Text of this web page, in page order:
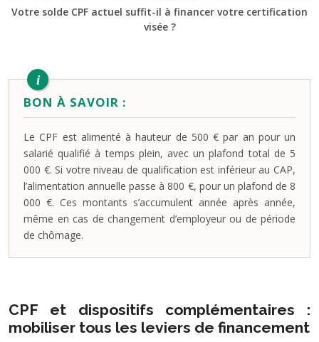
Votre solde CPF actuel suffit-il à financer votre certification
visée ?
BON À SAVOIR :
Le CPF est alimenté à hauteur de 500 € par an pour un
salarié qualifié à temps plein, avec un plafond total de 5
000 €. Si votre niveau de qualification est inférieur au CAP,
l’alimentation annuelle passe à 800 €, pour un plafond de 8
000 €. Ces montants s’accumulent année après année,
même en cas de changement d’employeur ou de période
de chômage.
CPF et dispositifs complémentaires :
mobiliser tous les leviers de financement